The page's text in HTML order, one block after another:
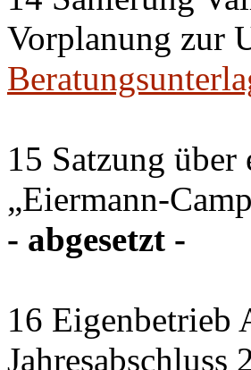
Vorplanung zur
15 Satzung über
„Eiermann-
- abgesetzt -
16 Eigenbetrieb
Jahresabschluss